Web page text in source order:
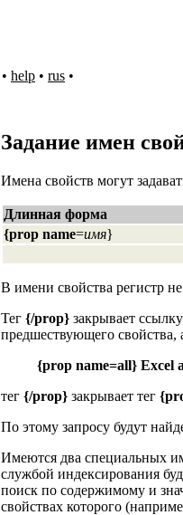
• help • rus •
Задание имен
Имена свойств могут
Длинная форма
{prop name=имя}
В имени свойства регистр
Тег {/prop} закрывает
предшествующего
{prop name=all} Excel
тег {/prop} закрывает тег
По этому запросу будут
Имеются два специальных
службой индексирования
поиск по содержимому и
свойствах которого